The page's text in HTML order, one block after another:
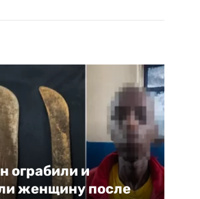
ограбили и
женщину после